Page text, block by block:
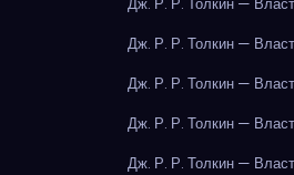
Дж. Р. Р. Толкин —
Дж. Р. Р. Толкин —
Дж. Р. Р. Толкин —
Дж. Р. Р. Толкин —